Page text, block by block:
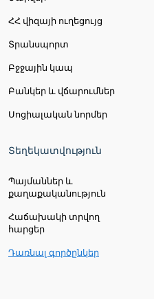
ՀՀ վիզայի ուղեցույց
Տրանսպորտ
Բջջային կապ
Բանկեր և վճարումներ
Սոցիալական նորմեր
Տեղեկատվություն
Պայմաններ և
քաղաքականություն
Հաճախակի տրվող
հարցեր
Դառնալ գործընկեր